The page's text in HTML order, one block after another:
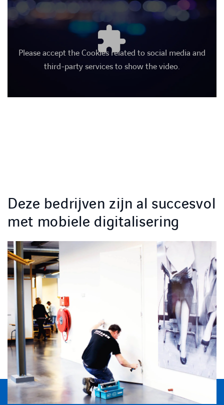
Please accept the Cookies related to social media and
third-party services to show the video.
Deze bedrijven zijn al succesvol
met mobiele digitalisering